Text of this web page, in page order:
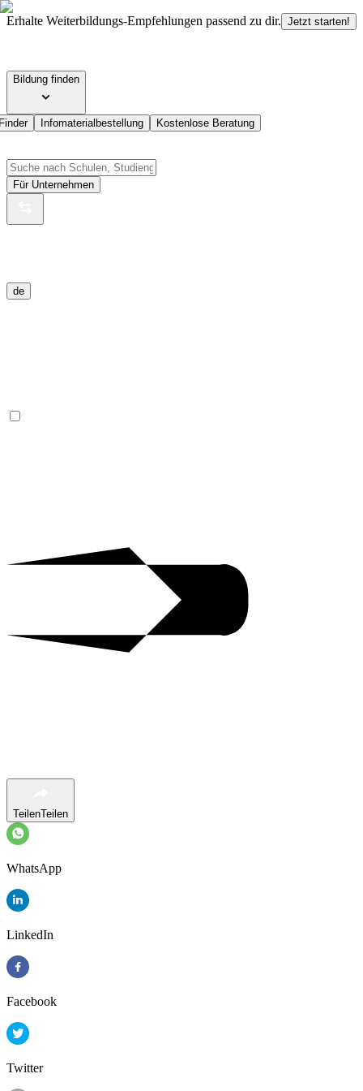
Erhalte Weiterbildungs-Empfehlungen passend zu dir. Jetzt starten!
Bildung finden
Infomaterialbestellung Kostenlose Beratung
Für Unternehmen
de
TeilenTeilen
WhatsApp
LinkedIn
Facebook
Twitter